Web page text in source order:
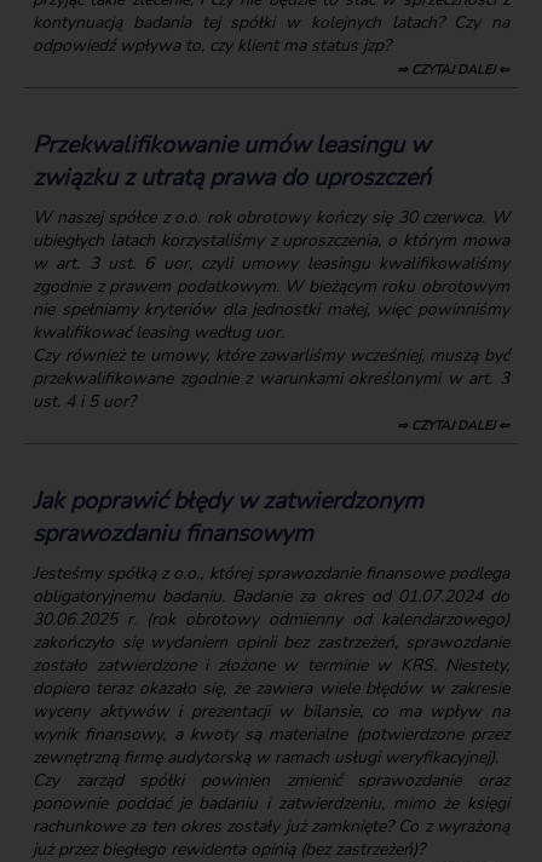
kontynuacją badania tej spółki w kolejnych latach? Czy na
odpowiedź wpływa to, czy klient ma status jzp?
⇒ CZYTAJ DALEJ ⇐
Przekwalifikowanie umów leasingu w
związku z utratą prawa do uproszczeń
W naszej spółce z o.o. rok obrotowy kończy się 30 czerwca. W
ubiegłych latach korzystaliśmy z uproszczenia, o którym mowa
w art. 3 ust. 6 uor, czyli umowy leasingu kwalifikowaliśmy
zgodnie z prawem podatkowym. W bieżącym roku obrotowym
nie spełniamy kryteriów dla jednostki małej, więc powinniśmy
kwalifikować leasing według uor.
Czy również te umowy, które zawarliśmy wcześniej, muszą być
przekwalifikowane zgodnie z warunkami określonymi w art. 3
ust. 4 i 5 uor?
⇒ CZYTAJ DALEJ ⇐
Jak poprawić błędy w zatwierdzonym
sprawozdaniu finansowym
Jesteśmy spółką z o.o., której sprawozdanie finansowe podlega
obligatoryjnemu badaniu. Badanie za okres od 01.07.2024 do
30.06.2025 r. (rok obrotowy odmienny od kalendarzowego)
zakończyło się wydaniem opinii bez zastrzeżeń, sprawozdanie
zostało zatwierdzone i złożone w terminie w KRS. Niestety,
dopiero teraz okazało się, że zawiera wiele błędów w zakresie
wyceny aktywów i prezentacji w bilansie, co ma wpływ na
wynik finansowy, a kwoty są materialne (potwierdzone przez
zewnętrzną firmę audytorską w ramach usługi weryfikacyjnej).
Czy zarząd spółki powinien zmienić sprawozdanie oraz
ponownie poddać je badaniu i zatwierdzeniu, mimo że księgi
rachunkowe za ten okres zostały już zamknięte? Co z wyrażoną
już przez biegłego rewidenta opinią (bez zastrzeżeń)?